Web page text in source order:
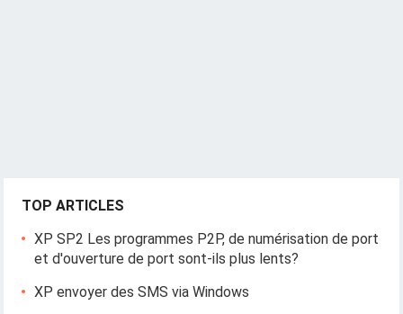
TOP ARTICLES
XP SP2 Les programmes P2P, de numérisation de port
et d'ouverture de port sont-ils plus lents?
XP envoyer des SMS via Windows